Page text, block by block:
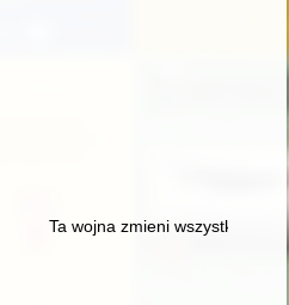
wojny światowej
Ta wojna zmieni wszystko -